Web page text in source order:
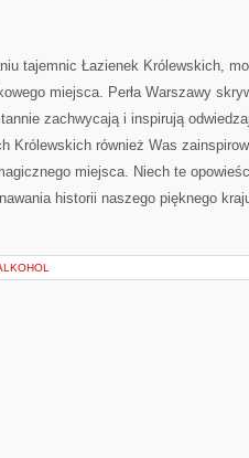
tajemnic Łazienek Królewskich,
miejsca. ⁣Perła Warszawy
zachwycają i​ inspirują
Królewskich również Was
miejsca.⁢ Niech te
historii naszego pięknego⁣